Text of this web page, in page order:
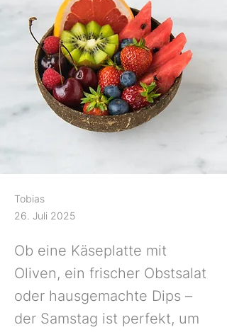
Tobias
26. Juli 2025
Ob eine Käseplatte mit
Oliven, ein frischer Obstsalat
oder hausgemachte Dips –
der Samstag ist perfekt, um